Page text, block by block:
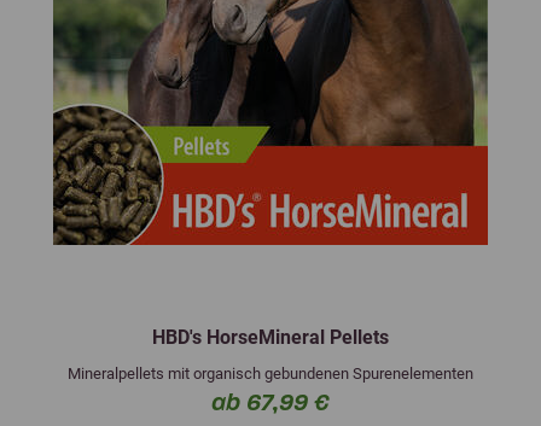
HBD's HorseMineral Pellets
Mineralpellets mit organisch gebundenen Spurenelementen
ab 67,99 €